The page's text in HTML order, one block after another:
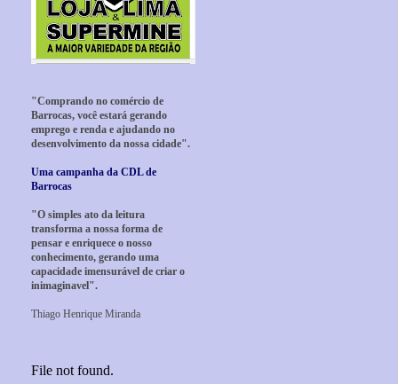
"Comprando no comércio de
Barrocas, você estará gerando
emprego e renda e ajudando no
desenvolvimento da nossa cidade".
Uma campanha da CDL de
Barrocas
"O simples ato da leitura
transforma a nossa forma de
pensar e enriquece o nosso
conhecimento, gerando uma
capacidade imensurável de criar o
inimaginavel".
Thiago Henrique Miranda